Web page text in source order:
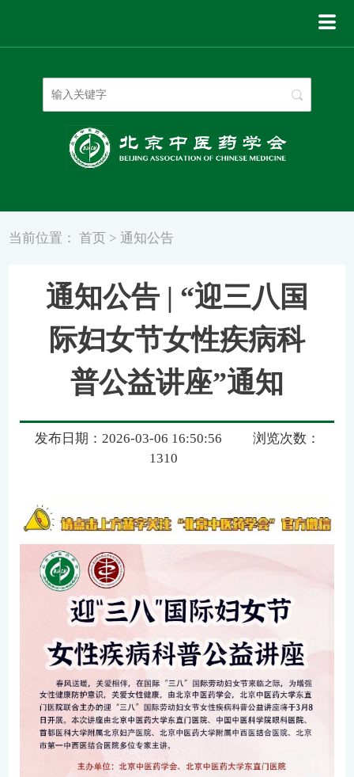
当前位置：首页 >通知公告
通知公告 | “迎三八国
际妇女节女性疾病科
普公益讲座”通知
发布日期：2026-03-06 16:50:56
浏览次数：
1310